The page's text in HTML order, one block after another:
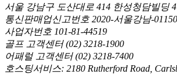
서울 강남구 도산대로 414 한성청담빌딩
통신판매업신고번호 2020-서울강남-
사업자번호 101-81-44519
골프 고객센터 (02) 3218-1900
어패럴 고객센터 (02) 3218-7400
호스팅서비스: 2180 Rutherford Road,